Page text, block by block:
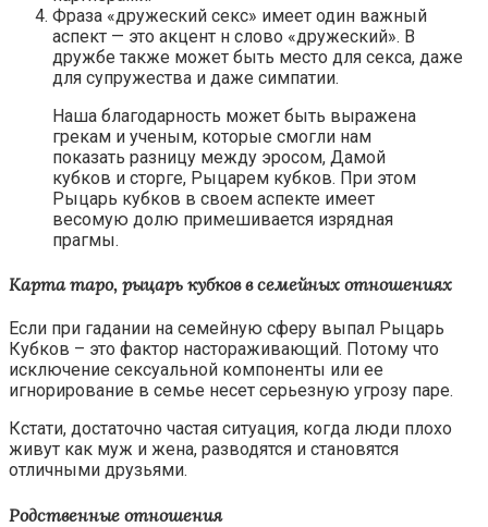
Фраза «дружеский секс» имеет один важный
аспект — это акцент н слово «дружеский». В
дружбе также может быть место для секса, даже
для супружества и даже симпатии.
Наша благодарность может быть выражена
грекам и ученым, которые смогли нам
показать разницу между эросом, Дамой
кубков и сторге, Рыцарем кубков. При этом
Рыцарь кубков в своем аспекте имеет
весомую долю примешивается изрядная
прагмы.
Карта таро, рыцарь кубков в семейных отношениях
Если при гадании на семейную сферу выпал Рыцарь
Кубков – это фактор настораживающий. Потому что
исключение сексуальной компоненты или ее
игнорирование в семье несет серьезную угрозу паре.
Кстати, достаточно частая ситуация, когда люди плохо
живут как муж и жена, разводятся и становятся
отличными друзьями.
Родственные отношения